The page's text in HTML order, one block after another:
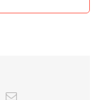
Email